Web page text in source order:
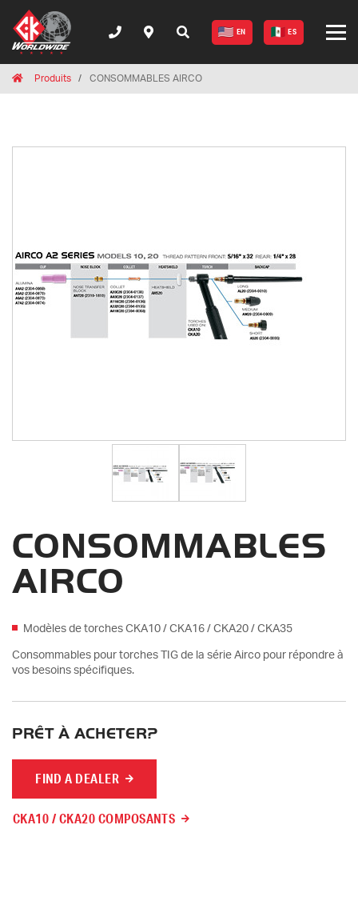
EN ES
HomeProduits CONSOMMABLES AIRCO
CONSOMMABLES
AIRCO
Modèles de torches CKA10 / CKA16 / CKA20 / CKA35
Consommables pour torches TIG de la série Airco pour répondre à
vos besoins spécifiques.
PRÊT À ACHETER?
FIND A DEALER
CKA10 / CKA20 COMPOSANTS